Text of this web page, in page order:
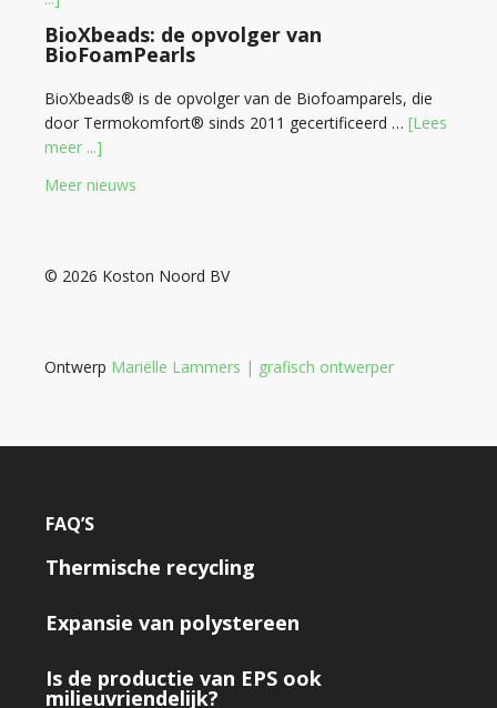
BioXbeads: de opvolger van
BioFoamPearls
BioXbeads® is de opvolger van de Biofoamparels, die
door Termokomfort® sinds 2011 gecertificeerd … [Lees
meer ...]
Meer nieuws
© 2026 Koston Noord BV
Ontwerp Mariëlle Lammers | grafisch ontwerper
FAQ’S
Thermische recycling
Expansie van polystereen
Is de productie van EPS ook
milieuvriendelijk?